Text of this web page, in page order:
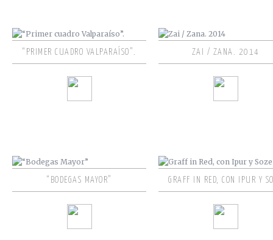
“PRIMER CUADRO VALPARAÍSO”. ZAI / ZANA. 2014
“BODEGAS MAYOR” GRAFF IN RED, CON IPUR Y